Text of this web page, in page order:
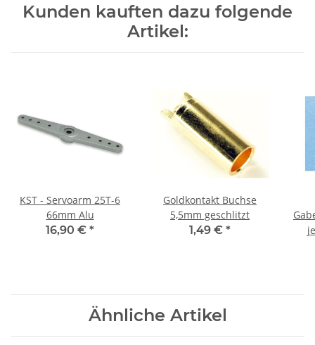
Kunden kauften dazu folgende
Artikel:
KST - Servoarm 25T-6
66mm Alu
16,90 € *
Goldkontakt Buchse
5,5mm geschlitzt
1,49 € *
Ähnliche Artikel